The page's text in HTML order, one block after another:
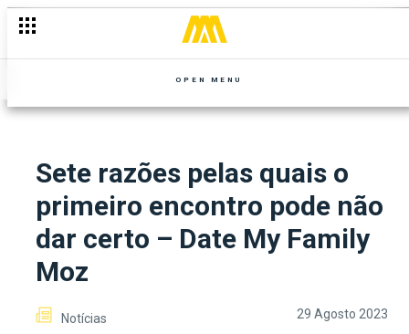
OPEN MENU
Sete razões pelas quais o
primeiro encontro pode não
dar certo – Date My Family
Moz
Notícias 29 Agosto 2023